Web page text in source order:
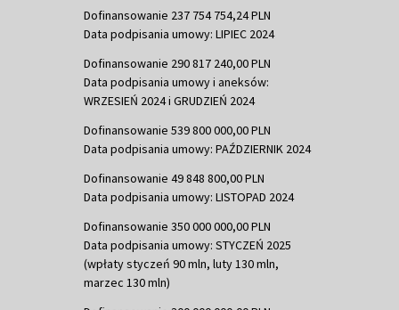
Dofinansowanie 237 754 754,24 PLN
Data podpisania umowy: LIPIEC 2024
Dofinansowanie 290 817 240,00 PLN
Data podpisania umowy i aneksów:
WRZESIEŃ 2024 i GRUDZIEŃ 2024
Dofinansowanie 539 800 000,00 PLN
Data podpisania umowy: PAŹDZIERNIK 2024
Dofinansowanie 49 848 800,00 PLN
Data podpisania umowy: LISTOPAD 2024
Dofinansowanie 350 000 000,00 PLN
Data podpisania umowy: STYCZEŃ 2025
(wpłaty styczeń 90 mln, luty 130 mln,
marzec 130 mln)